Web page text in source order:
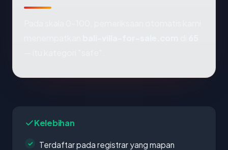
Kelebihan
Terdaftar pada registrar yang mapan